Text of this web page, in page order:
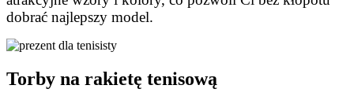
dobrać najlepszy model.
Torby na rakietę tenisową